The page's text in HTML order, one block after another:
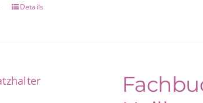
Details